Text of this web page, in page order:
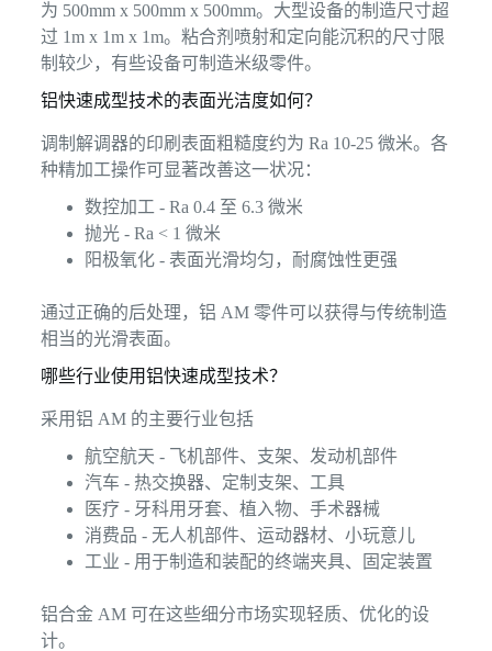
为 500mm x 500mm x 500mm。大型设备的制造尺寸超
过 1m x 1m x 1m。粘合剂喷射和定向能沉积的尺寸限
制较少，有些设备可制造米级零件。
铝快速成型技术的表面光洁度如何？
调制解调器的印刷表面粗糙度约为 Ra 10-25 微米。各
种精加工操作可显著改善这一状况：
数控加工 - Ra 0.4 至 6.3 微米
抛光 - Ra < 1 微米
阳极氧化 - 表面光滑均匀，耐腐蚀性更强
通过正确的后处理，铝 AM 零件可以获得与传统制造
相当的光滑表面。
哪些行业使用铝快速成型技术？
采用铝 AM 的主要行业包括
航空航天 - 飞机部件、支架、发动机部件
汽车 - 热交换器、定制支架、工具
医疗 - 牙科用牙套、植入物、手术器械
消费品 - 无人机部件、运动器材、小玩意儿
工业 - 用于制造和装配的终端夹具、固定装置
铝合金 AM 可在这些细分市场实现轻质、优化的设
计。